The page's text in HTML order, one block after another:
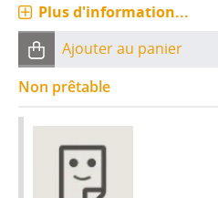
Plus d'information...
Ajouter au panier
Non prêtable